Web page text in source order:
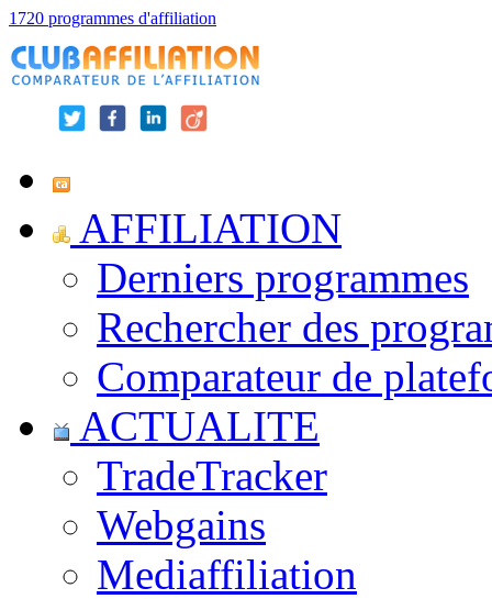
1720 programmes d'affiliation
AFFILIATION
Derniers programmes
Rechercher des
Comparateur de
ACTUALITE
TradeTracker
Webgains
Mediaffiliation